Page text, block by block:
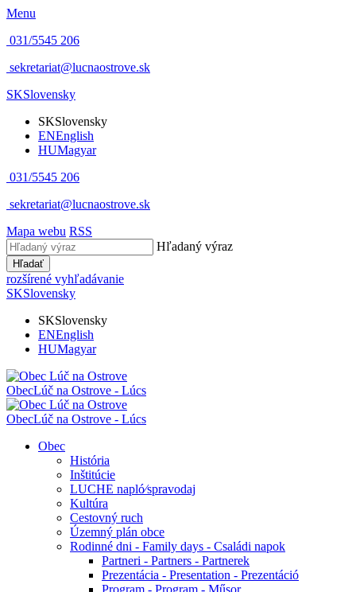
Menu
031/5545 206
sekretariat@lucnaostrove.sk
SKSlovensky
SKSlovensky
ENEnglish
HUMagyar
031/5545 206
sekretariat@lucnaostrove.sk
Mapa webu RSS
Hľadaný výraz
Hľadať
rozšírené vyhľadávanie
SKSlovensky
SKSlovensky
ENEnglish
HUMagyar
ObecLúč na Ostrove - Lúcs
ObecLúč na Ostrove - Lúcs
Obec
História
Inštitúcie
LUCHE napló⁄spravodaj
Kultúra
Cestovný ruch
Územný plán obce
Rodinné dni - Family days - Családi napok
Partneri - Partners - Partnerek
Prezentácia - Presentation - Prezentáció
Program - Program - Műsor